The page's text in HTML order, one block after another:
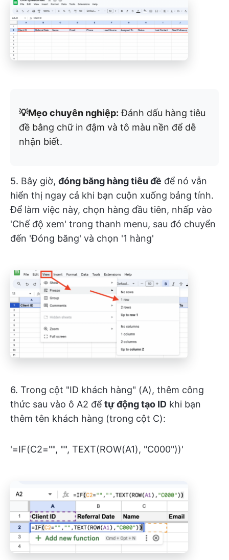
💡Mẹo chuyên nghiệp: Đánh dấu hàng tiêu
đề bằng chữ in đậm và tô màu nền để dễ
nhận biết.
5. Bây giờ, đóng băng hàng tiêu đề để nó vẫn
hiển thị ngay cả khi bạn cuộn xuống bảng tính.
Để làm việc này, chọn hàng đầu tiên, nhấp vào
'Chế độ xem' trong thanh menu, sau đó chuyển
đến 'Đóng băng' và chọn '1 hàng'
6. Trong cột "ID khách hàng" (A), thêm công
thức sau vào ô A2 để tự động tạo ID khi bạn
thêm tên khách hàng (trong cột C):
'=IF(C2="", "", TEXT(ROW(A1), "C000"))'